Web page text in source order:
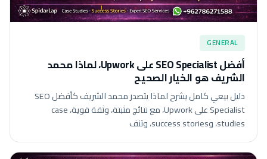
GENERAL
أفضل SEO Specialist على Upwork، لماذا محمد
الشريف هو الخيار الصحيح
دليل بيعي كامل يشرح لماذا يتصدر محمد الشريف كأفضل SEO
Specialist على Upwork، مع نتائج مثبتة، وثقة قوية، case
studies، وsuccess stories، وتنف